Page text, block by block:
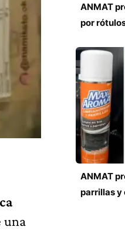
una
ANMAT
por
ANMAT
parrillas y